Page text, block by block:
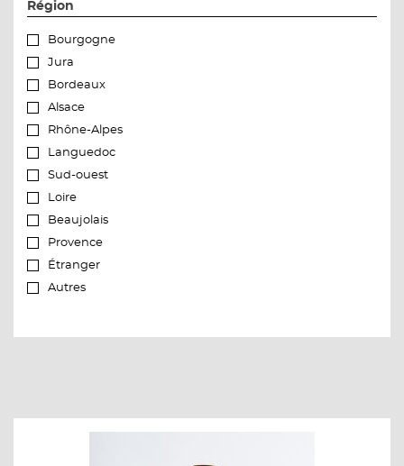
Région
Bourgogne
Jura
Bordeaux
Alsace
Rhône-Alpes
Languedoc
Sud-ouest
Loire
Beaujolais
Provence
Étranger
Autres